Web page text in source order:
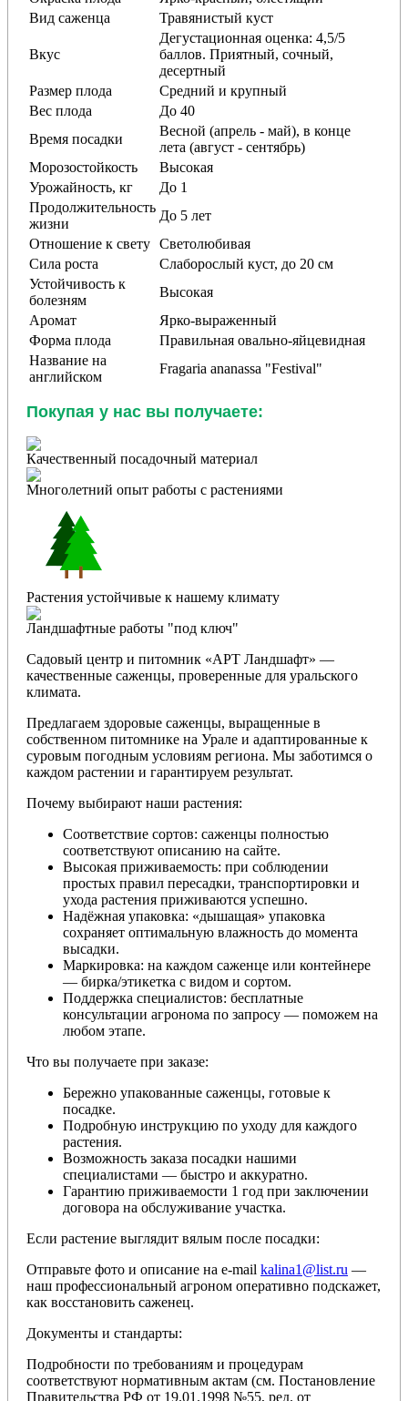
Вид саженца
Травянистый куст
Вкус
Дегустационная оценка: 4,5/5
баллов. Приятный, сочный,
десертный
Размер плода
Средний и крупный
Вес плода
До 40
Время посадки
Весной (апрель - май), в конце
лета (август - сентябрь)
Морозостойкость
Высокая
Урожайность, кг
До 1
Продолжительность
жизни
До 5 лет
Отношение к свету Светолюбивая
Сила роста
Слаборослый куст, до 20 см
Устойчивость к
болезням
Высокая
Аромат
Ярко-выраженный
Форма плода
Правильная овально-яйцевидная
Название на
английском
Fragaria ananassa "Festival"
Покупая у нас вы получаете:
Качественный посадочный материал
Многолетний опыт работы с растениями
Растения устойчивые к нашему климату
Ландшафтные работы "под ключ"
Садовый центр и питомник «АРТ Ландшафт» —
качественные саженцы, проверенные для уральского
климата.
Предлагаем здоровые саженцы, выращенные в
собственном питомнике на Урале и адаптированные к
суровым погодным условиям региона. Мы заботимся о
каждом растении и гарантируем результат.
Почему выбирают наши растения:
Соответствие сортов: саженцы полностью
соответствуют описанию на сайте.
Высокая приживаемость: при соблюдении
простых правил пересадки, транспортировки и
ухода растения приживаются успешно.
Надёжная упаковка: «дышащая» упаковка
сохраняет оптимальную влажность до момента
высадки.
Маркировка: на каждом саженце или контейнере
— бирка/этикетка с видом и сортом.
Поддержка специалистов: бесплатные
консультации агронома по запросу — поможем на
любом этапе.
Что вы получаете при заказе:
Бережно упакованные саженцы, готовые к
посадке.
Подробную инструкцию по уходу для каждого
растения.
Возможность заказа посадки нашими
специалистами — быстро и аккуратно.
Гарантию приживаемости 1 год при заключении
договора на обслуживание участка.
Если растение выглядит вялым после посадки:
Отправьте фото и описание на e-mail kalina1@list.ru —
наш профессиональный агроном оперативно подскажет,
как восстановить саженец.
Документы и стандарты:
Подробности по требованиям и процедурам
соответствуют нормативным актам (см. Постановление
Правительства РФ от 19.01.1998 №55, ред. от